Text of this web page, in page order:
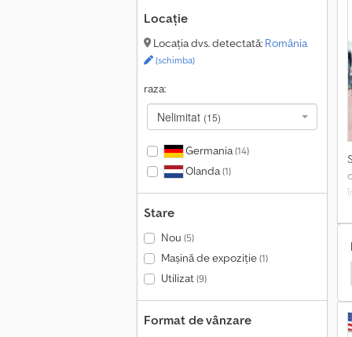
Locație
Locația dvs. detectată: România
(schimba)
raza:
Nelimitat (15)
Germania(14)
Olanda(1)
Stare
Nou (5)
Mașină de expoziție(1)
Utilizat(9)
Format de vânzare
Fiat Ducato Maxi